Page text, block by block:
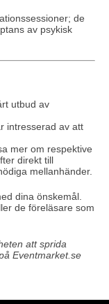
de
av psykisk
utbud av
intresserad av att
mer om respektive
direkt till
mellanhänder.
dina önskemål.
de föreläsare som
att sprida
Eventmarket.se